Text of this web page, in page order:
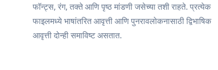
फॉन्ट्स, रंग, तक्ते आणि पृष्ठ मांडणी जसेच्या तशी राहते. प्रत्येक
फाइलमध्ये भाषांतरित आवृत्ती आणि पुनरावलोकनासाठी द्विभाषिक
आवृत्ती दोन्ही समाविष्ट असतात.